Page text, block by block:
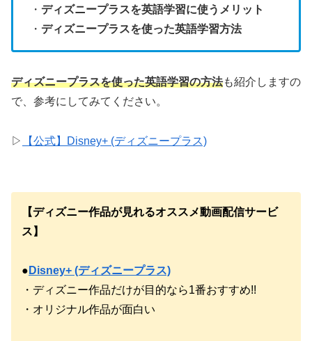
・ ディズニープラスを英語学習に使うメリット
・ ディズニープラスを使った英語学習方法
ディズニープラスを使った英語学習の方法も紹介しますの
で、参考にしてみてください。
▷ 【公式】Disney+ (ディズニープラス)
【ディズニー作品が見れるオススメ動画配信サービ
ス】
● Disney+ (ディズニープラス)
・ディズニー作品だけが目的なら1番おすすめ!!
・オリジナル作品が面白い